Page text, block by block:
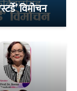
विमोचन